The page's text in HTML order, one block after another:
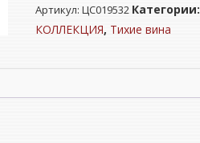
"ДЕРЕВО
ЖИЗНИ"
красное
0,75л.12%
Артикул:ЦС019532 Категории:
КОЛЛЕКЦИЯ, Тихие вина